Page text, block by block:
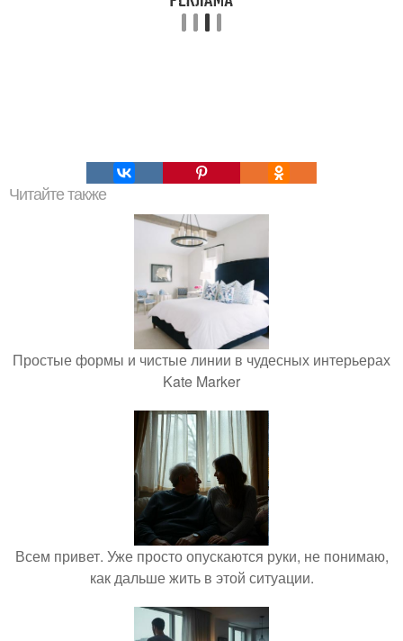
Читайте также
Простые формы и чистые линии в чудесных интерьерах
Kate Marker
Всем привет. Уже просто опускаются руки, не понимаю,
как дальше жить в этой ситуации.